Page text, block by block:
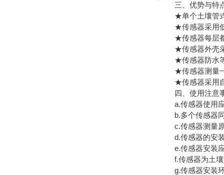
三、优势与特
★单个土壤管式
★传感器采用低
★传感器每层都
★传感器外壳采
★传感器防水等
★传感器测量一
★传感器采用自
四、使用注意
a.传感器使用应
b.多个传感器同
c.传感器测量原
d.传感器的安装
e.传感器安装应
f.传感器为土壤
g.传感器安装环